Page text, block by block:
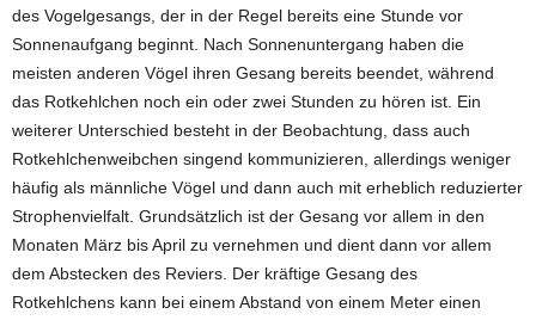
des Vogelgesangs, der in der Regel bereits eine Stunde vor
Sonnenaufgang beginnt. Nach Sonnenuntergang haben die
meisten anderen Vögel ihren Gesang bereits beendet, während
das Rotkehlchen noch ein oder zwei Stunden zu hören ist. Ein
weiterer Unterschied besteht in der Beobachtung, dass auch
Rotkehlchenweibchen singend kommunizieren, allerdings weniger
häufig als männliche Vögel und dann auch mit erheblich reduzierter
Strophenvielfalt. Grundsätzlich ist der Gesang vor allem in den
Monaten März bis April zu vernehmen und dient dann vor allem
dem Abstecken des Reviers. Der kräftige Gesang des
Rotkehlchens kann bei einem Abstand von einem Meter einen